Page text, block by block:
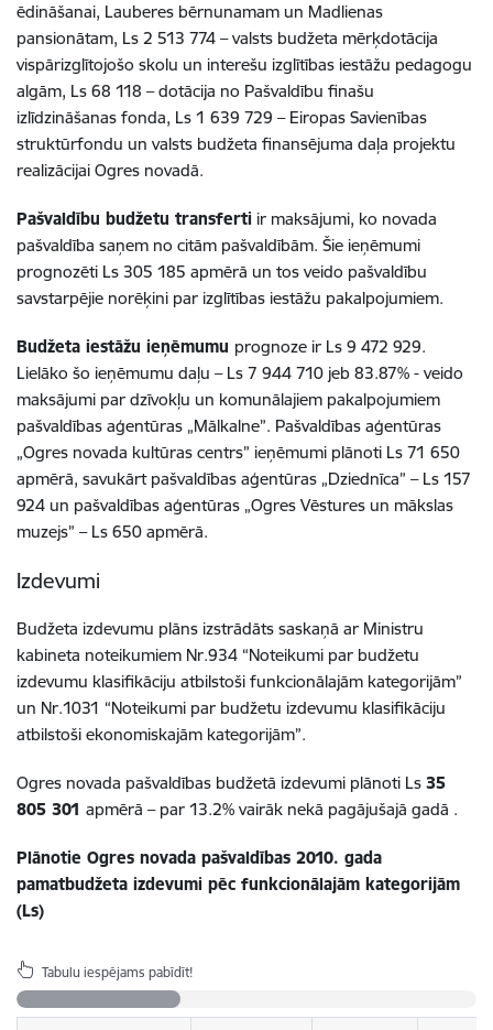
ēdināšanai, Lauberes bērnunamam un Madlienas
pansionātam, Ls 2 513 774 – valsts budžeta mērķdotācija
vispārizglītojošo skolu un interešu izglītības iestāžu pedagogu
algām, Ls 68 118 – dotācija no Pašvaldību finašu
izlīdzināšanas fonda, Ls 1 639 729 – Eiropas Savienības
struktūrfondu un valsts budžeta finansējuma daļa projektu
realizācijai Ogres novadā.
Pašvaldību budžetu transferti ir maksājumi, ko novada
pašvaldība saņem no citām pašvaldībām. Šie ieņēmumi
prognozēti Ls 305 185 apmērā un tos veido pašvaldību
savstarpējie norēķini par izglītības iestāžu pakalpojumiem.
Budžeta iestāžu ieņēmumu prognoze ir Ls 9 472 929.
Lielāko šo ieņēmumu daļu – Ls 7 944 710 jeb 83.87% - veido
maksājumi par dzīvokļu un komunālajiem pakalpojumiem
pašvaldības aģentūras „Mālkalne”. Pašvaldības aģentūras
„Ogres novada kultūras centrs” ieņēmumi plānoti Ls 71 650
apmērā, savukārt pašvaldības aģentūras „Dziednīca” – Ls 157
924 un pašvaldības aģentūras „Ogres Vēstures un mākslas
muzejs” – Ls 650 apmērā.
Izdevumi
Budžeta izdevumu plāns izstrādāts saskaņā ar Ministru
kabineta noteikumiem Nr.934 “Noteikumi par budžetu
izdevumu klasifikāciju atbilstoši funkcionālajām kategorijām”
un Nr.1031 “Noteikumi par budžetu izdevumu klasifikāciju
atbilstoši ekonomiskajām kategorijām”.
Ogres novada pašvaldības budžetā izdevumi plānoti Ls 35
805 301 apmērā – par 13.2% vairāk nekā pagājušajā gadā .
Plānotie Ogres novada pašvaldības 2010. gada
pamatbudžeta izdevumi pēc funkcionālajām kategorijām
(Ls)
Tabulu iespējams pabīdīt!